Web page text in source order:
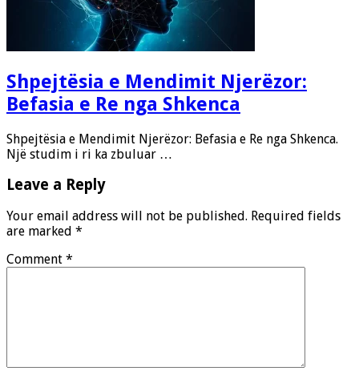
Shpejtësia e Mendimit Njerëzor:
Befasia e Re nga Shkenca
Shpejtësia e Mendimit Njerëzor: Befasia e Re nga Shkenca.
Një studim i ri ka zbuluar …
Leave a Reply
Your email address will not be published. Required fields
are marked *
Comment *